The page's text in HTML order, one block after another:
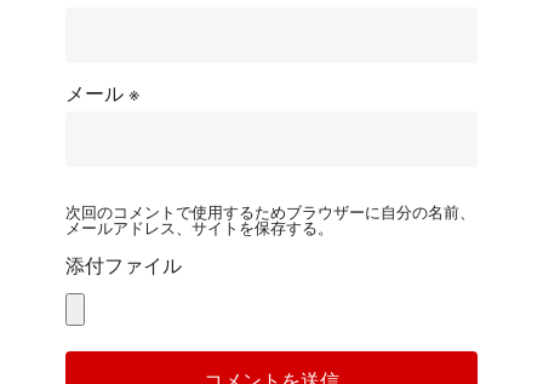
メール※
次回のコメントで使用するためブラウザーに自分の名前、
メールアドレス、サイトを保存する。
添付ファイル